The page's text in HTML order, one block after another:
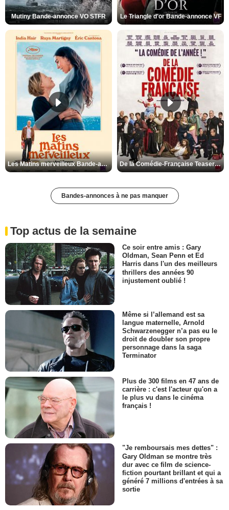
Mutiny Bande-annonce VO STFR Le Triangle d'or Bande-annonce VF
Les Matins merveilleux Bande-annonce VF De la Comédie-Française Teaser VF
Bandes-annonces à ne pas manquer
Top actus de la semaine
Ce soir entre amis : Gary
Oldman, Sean Penn et Ed
Harris dans l'un des meilleurs
thrillers des années 90
injustement oublié !
Même si l’allemand est sa
langue maternelle, Arnold
Schwarzenegger n’a pas eu le
droit de doubler son propre
personnage dans la saga
Terminator
Plus de 300 films en 47 ans de
carrière : c'est l'acteur qu'on a
le plus vu dans le cinéma
français !
"Je remboursais mes dettes" :
Gary Oldman se montre très
dur avec ce film de science-
fiction pourtant brillant et qui a
généré 7 millions d'entrées à sa
sortie